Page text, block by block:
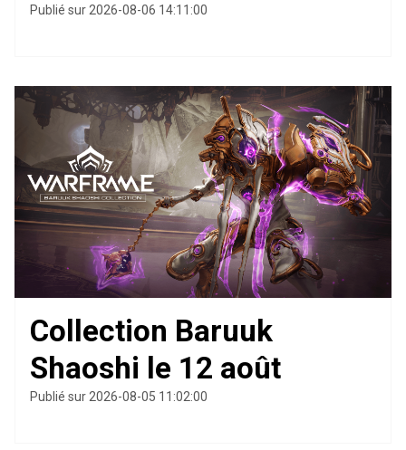
Publié sur 2026-08-06 14:11:00
Collection Baruuk
Shaoshi le 12 août
Publié sur 2026-08-05 11:02:00